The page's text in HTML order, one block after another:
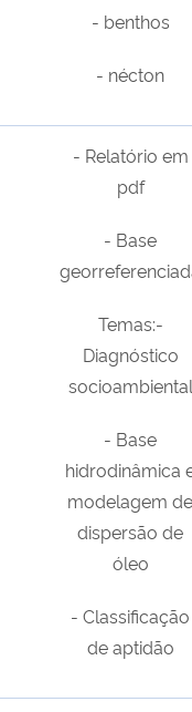
- benthos
- nécton
- Relatório em
pdf
- Base
Temas:-
Diagnóstico
socioambiental
- Base
hidrodinâmica
modelagem de
dispersão de
óleo
- Classificação
de aptidão